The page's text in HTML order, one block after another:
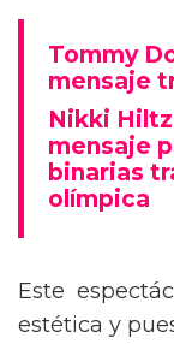
Tommy
mensaje
Nikki
mensaje
binarias
olímpica
Este
estética y